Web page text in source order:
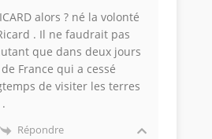
alors ? né la volonté
. Il ne faudrait pas
que dans deux jours
de France qui a cessé
de visiter les terres
Répondre